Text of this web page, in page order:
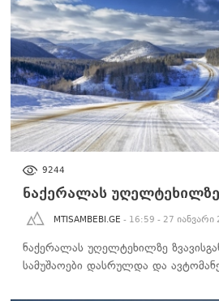
9244
ნაქერალას
MTISAMBEBI.GE - 16:59 - 27 იანვარი
ნაქერალას უღელტეხილზე
სამუშაოები დასრულდა და